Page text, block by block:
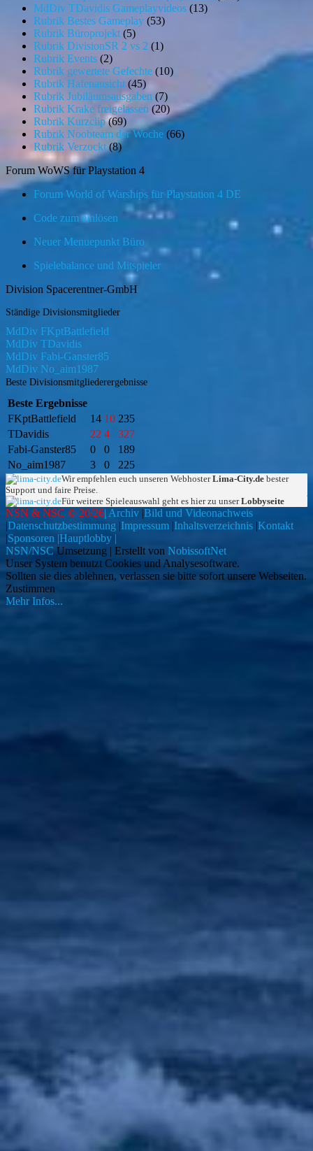
MdDiv TDavidis Gameplayvideos (13)
Rubrik Bestes Gameplay (53)
Rubrik Büroprojekt (5)
Rubrik DivisionSR 2 vs 2 (1)
Rubrik Events (2)
Rubrik gewertete Gefechte (10)
Rubrik Hafenansicht (45)
Rubrik Jubiläumsausgaben (7)
Rubrik Krake freigelassen (20)
Rubrik Kurzclip(69)
Rubrik Noobteam der Woche (66)
Rubrik Verzockt(8)
Forum WoWS für Playstation 4
Forum World of Warships für Playstation 4 DE
Code zum einlösen
Neuer Menuepunkt Büro
Spielebalance und Mitspieler
Division Spacerentner-GmbH
Ständige Divisionsmitglieder
MdDiv FKptBattlefield
MdDiv TDavidis
MdDiv Fabi-Ganster85
MdDiv No_aim1987
Beste Divisionsmitgliederergebnisse
Beste Ergebnisse
FKptBattlefield
14 10 235
TDavidis
22 4
327
Fabi-Ganster85
0 0
189
No_aim1987
3 0 225
Wir empfehlen euch unseren WebhosterLima-City.de bester
Support und faire Preise.
Für weitere Spieleauswahl geht es hier zu unserLobbyseite
NSN & NSC © 20/26| Archiv |Bild und Videonachweis
|Datenschutzbestimmung |Impressum |Inhaltsverzeichnis |Kontakt
|Sponsoren |Hauptlobby |
NSN/NSC Umsetzung | Erstellt von NobissoftNet
Unser System benutzt Cookies und Analysesoftware.
Sollten sie dies ablehnen, verlassen sie bitte sofort unsere Webseiten.
Zustimmen
Mehr Infos...